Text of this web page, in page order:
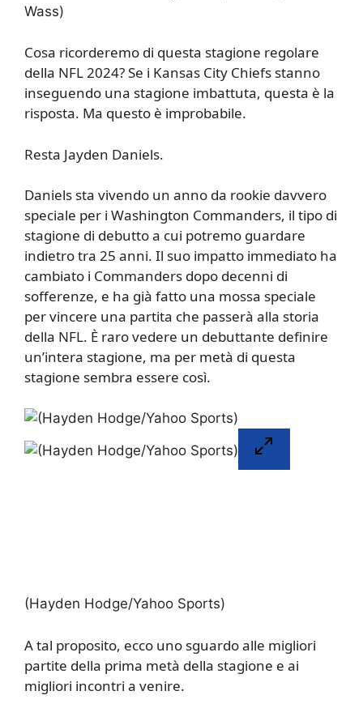
Wass)
Cosa ricorderemo di questa stagione regolare
della NFL 2024? Se i Kansas City Chiefs stanno
inseguendo una stagione imbattuta, questa è la
risposta. Ma questo è improbabile.
Resta Jayden Daniels.
Daniels sta vivendo un anno da rookie davvero
speciale per i Washington Commanders, il tipo di
stagione di debutto a cui potremo guardare
indietro tra 25 anni. Il suo impatto immediato ha
cambiato i Commanders dopo decenni di
sofferenze, e ha già fatto una mossa speciale
per vincere una partita che passerà alla storia
della NFL. È raro vedere un debuttante definire
un’intera stagione, ma per metà di questa
stagione sembra essere così.
(Hayden Hodge/Yahoo Sports)
A tal proposito, ecco uno sguardo alle migliori
partite della prima metà della stagione e ai
migliori incontri a venire.